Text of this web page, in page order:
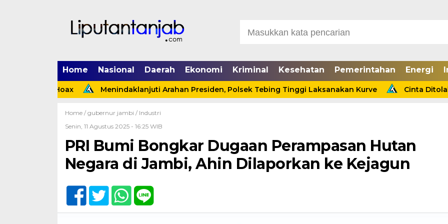
Home Nasional Daerah Ekonomi Kriminal Kesehatan Pemerintahan Energi
Menindaklanjuti Arahan Presiden, Polsek Tebing Tinggi Laksanakan Kurve Cinta Ditolak,
Home / gubernur jambi / Industri
Senin, 11 Agustus 2025 - 16:25 WIB
PRI Bumi Bongkar Dugaan Perampasan Hutan
Negara di Jambi, Ahin Dilaporkan ke Kejagun